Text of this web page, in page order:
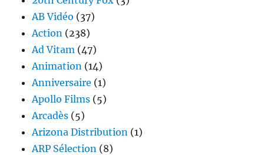
AB Vidéo (37)
Action (238)
Ad Vitam (47)
Animation (14)
Anniversaire (1)
Apollo Films (5)
Arcadès (5)
Arizona Distribution (1)
ARP Sélection (8)